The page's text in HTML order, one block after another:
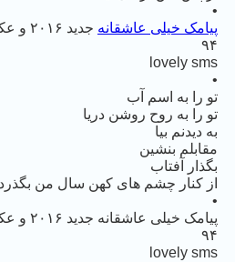
•
پیامک خیلی عاشقانه
جدید
۹۴
lovely sms
•
تو را به اسم آب
تو را به روح روشن دریا
به دیدنم بیا
مقابلم بنشین
بگذار آفتاب
از کنار چشم های کهن سال من بگذرد
•
پیامک
۹۴
lovely sms